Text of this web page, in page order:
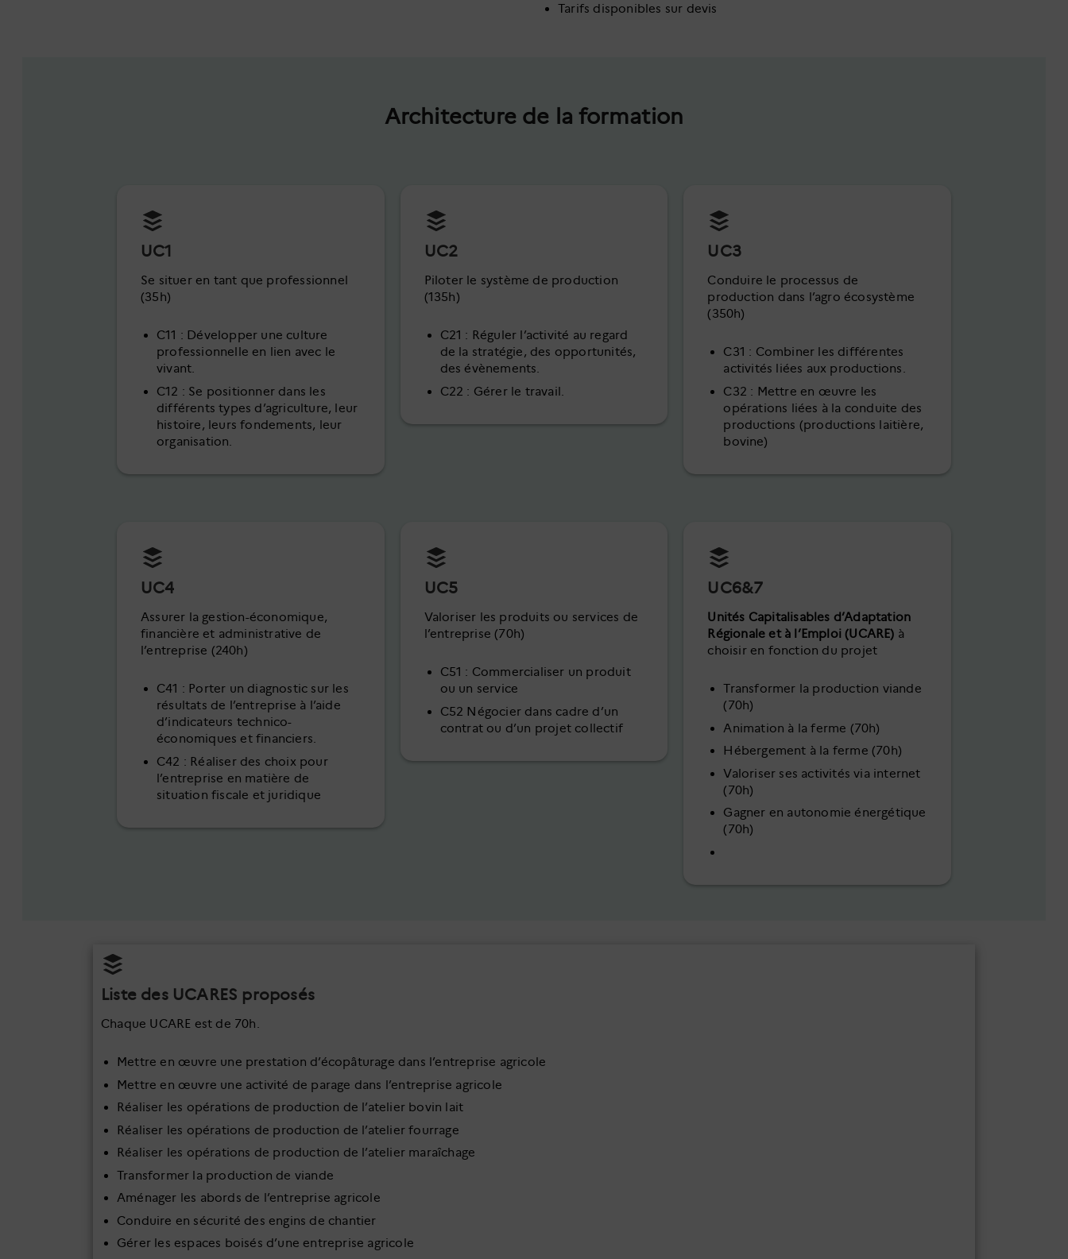
Tarifs disponibles sur devis
Architecture de la formation
UC1
Se situer en tant que professionnel
(35h)
C11 : Développer une culture
professionnelle en lien avec le
vivant.
C12 : Se positionner dans les
différents types d’agriculture, leur
histoire, leurs fondements, leur
organisation.
UC2
Piloter le système de production
(135h)
C21 : Réguler l’activité au regard
de la stratégie, des opportunités,
des évènements.
C22 : Gérer le travail.
UC3
Conduire le processus de
production dans l’agro écosystème
(350h)
C31 : Combiner les différentes
activités liées aux productions.
C32 : Mettre en œuvre les
opérations liées à la conduite des
productions (productions laitière,
bovine)
UC4
Assurer la gestion-économique,
financière et administrative de
l’entreprise (240h)
C41 : Porter un diagnostic sur les
résultats de l’entreprise à l’aide
d’indicateurs technico-
économiques et financiers.
C42 : Réaliser des choix pour
l’entreprise en matière de
situation fiscale et juridique
UC5
Valoriser les produits ou services de
l’entreprise (70h)
C51 : Commercialiser un produit
ou un service
C52 Négocier dans cadre d’un
contrat ou d’un projet collectif
UC6&7
Unités Capitalisables d’Adaptation
Régionale et à l’Emploi (UCARE) à
choisir en fonction du projet
Transformer la production viande
(70h)
Animation à la ferme (70h)
Hébergement à la ferme (70h)
Valoriser ses activités via internet
(70h)
Gagner en autonomie énergétique
(70h)
Liste des UCARES proposés
Chaque UCARE est de 70h.
Mettre en œuvre une prestation d’écopâturage dans l’entreprise agricole
Mettre en œuvre une activité de parage dans l’entreprise agricole
Réaliser les opérations de production de l’atelier bovin lait
Réaliser les opérations de production de l’atelier fourrage
Réaliser les opérations de production de l’atelier maraîchage
Transformer la production de viande
Aménager les abords de l’entreprise agricole
Conduire en sécurité des engins de chantier
Gérer les espaces boisés d’une entreprise agricole